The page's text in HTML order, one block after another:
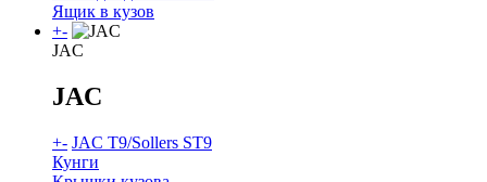
Ящик в кузов
+-
JAC
JAC
+- JAC T9/Sollers ST9
Кунги